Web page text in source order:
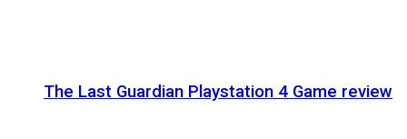
The Last Guardian Playstation 4 Game review